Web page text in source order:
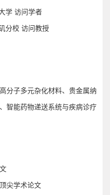
学 访问学者
分校 访问教授
分子多元杂化材料、贵金属纳
智能药物递送系统与疾病诊疗
尖学术论文